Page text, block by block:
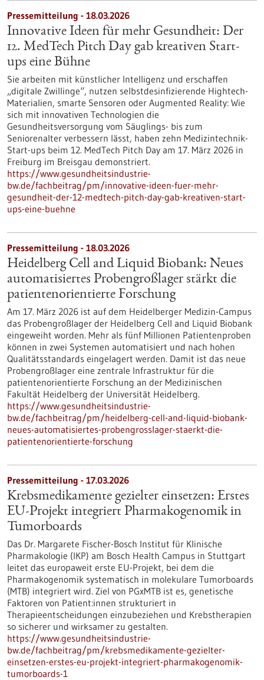
Pressemitteilung - 18.03.2026
Innovative Ideen für mehr Gesundheit: Der
12. MedTech Pitch Day gab kreativen Start-
ups eine Bühne
Sie arbeiten mit künstlicher Intelligenz und erschaffen
„digitale Zwillinge“, nutzen selbstdesinfizierende Hightech-
Materialien, smarte Sensoren oder Augmented Reality: Wie
sich mit innovativen Technologien die
Gesundheitsversorgung vom Säuglings- bis zum
Seniorenalter verbessern lässt, haben zehn Medizintechnik-
Start-ups beim 12. MedTech Pitch Day am 17. März 2026 in
Freiburg im Breisgau demonstriert.
https://www.gesundheitsindustrie-
bw.de/fachbeitrag/pm/innovative-ideen-fuer-mehr-
gesundheit-der-12-medtech-pitch-day-gab-kreativen-start-
ups-eine-buehne
Pressemitteilung - 18.03.2026
Heidelberg Cell and Liquid Biobank: Neues
automatisiertes Probengroßlager stärkt die
patientenorientierte Forschung
Am 17. März 2026 ist auf dem Heidelberger Medizin-Campus
das Probengroßlager der Heidelberg Cell and Liquid Biobank
eingeweiht worden. Mehr als fünf Millionen Patientenproben
können in zwei Systemen automatisiert und nach hohen
Qualitätsstandards eingelagert werden. Damit ist das neue
Probengroßlager eine zentrale Infrastruktur für die
patientenorientierte Forschung an der Medizinischen
Fakultät Heidelberg der Universität Heidelberg.
https://www.gesundheitsindustrie-
bw.de/fachbeitrag/pm/heidelberg-cell-and-liquid-biobank-
neues-automatisiertes-probengrosslager-staerkt-die-
patientenorientierte-forschung
Pressemitteilung - 17.03.2026
Krebsmedikamente gezielter einsetzen: Erstes
EU-Projekt integriert Pharmakogenomik in
Tumorboards
Das Dr. Margarete Fischer-Bosch Institut für Klinische
Pharmakologie (IKP) am Bosch Health Campus in Stuttgart
leitet das europaweit erste EU-Projekt, bei dem die
Pharmakogenomik systematisch in molekulare Tumorboards
(MTB) integriert wird. Ziel von PGxMTB ist es, genetische
Faktoren von Patient:innen strukturiert in
Therapieentscheidungen einzubeziehen und Krebstherapien
so sicherer und wirksamer zu gestalten.
https://www.gesundheitsindustrie-
bw.de/fachbeitrag/pm/krebsmedikamente-gezielter-
einsetzen-erstes-eu-projekt-integriert-pharmakogenomik-
tumorboards-1